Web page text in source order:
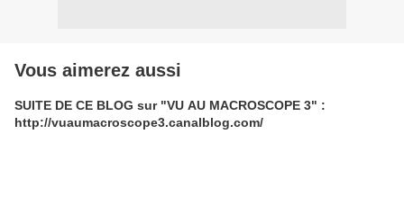
Vous aimerez aussi
SUITE DE CE BLOG sur "VU AU MACROSCOPE 3" :
http://vuaumacroscope3.canalblog.com/